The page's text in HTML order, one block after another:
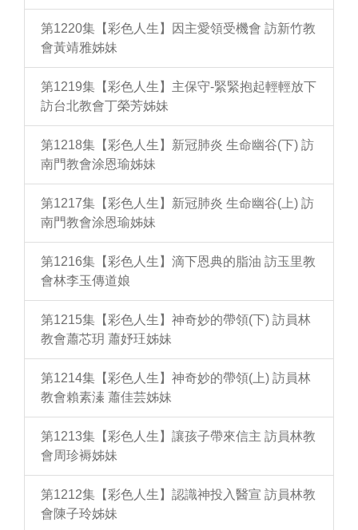
第1220集【彩色人生】因主愛領受機會 訪新竹教
會黃靖雅姊妹
第1219集【彩色人生】主保守-緊緊抱起輕輕放下
訪台北教會丁榮芳姊妹
第1218集【彩色人生】新冠肺炎 生命幽谷(下) 訪
南門教會涂恩瑜姊妹
第1217集【彩色人生】新冠肺炎 生命幽谷(上) 訪
南門教會涂恩瑜姊妹
第1216集【彩色人生】滴下恩典的脂油 訪玉里教
會林李玉傳道娘
第1215集【彩色人生】神奇妙的帶領(下) 訪員林
教會蕭芯玥 蕭妤玨姊妹
第1214集【彩色人生】神奇妙的帶領(上) 訪員林
教會賴素溱 蕭佳芸姊妹
第1213集【彩色人生】讓孩子帶來信主 訪員林教
會周珍褥姊妹
第1212集【彩色人生】認識神投入醫宣 訪員林教
會陳子玲姊妹